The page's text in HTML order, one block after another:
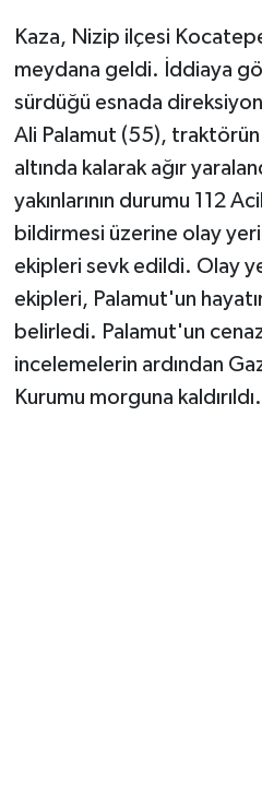
Kaza, Nizip ilçesi
meydana geldi. İddiaya
sürdüğü esnada
Ali Palamut (55),
altında kalarak ağır
yakınlarının durumu 112
bildirmesi üzerine olay
ekipleri sevk edildi. Olay
ekipleri, Palamut'un
belirledi. Palamut'un
incelemelerin ardından
Kurumu morguna kaldırıldı.